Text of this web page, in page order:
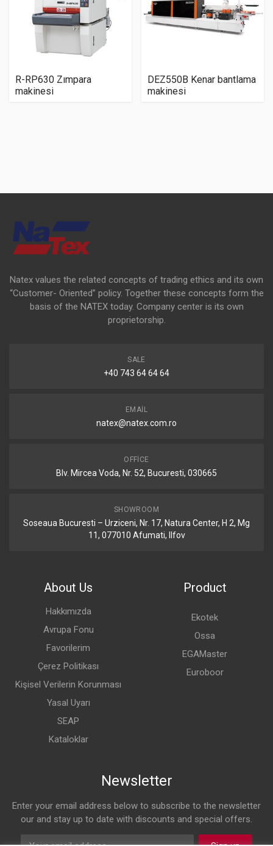
R-RP630 Zımpara
makinesi
DEZ550B Kenar bantlama
makinesi
Natex values the related concepts of trading ethics and its own
“Customer- Oriented” policy. Together these concepts form the
basis of the NATEX today. Company center is its own
proprietorship.
SALE
+40 743 64 64 64
EMAIL
natex@natex.com.ro
OFFICE
Blv. Mircea Voda, Nr. 52, Bucuresti, 030665
SHOWROOM
Soseaua Bucuresti – Urziceni, Nr. 17, Natura Center, H 2, Mg
11, 077010 Afumati, Ilfov
About Us
Hakkımızda
Avrupa Fonu
Favorilerim
Çerez Politikası
Kişisel Verilerin Korunması
Yasal Uyarı
SEAP
Kataloklar
Product
Ekotek
Ossa
EGAMaster
Euroboor
Newsletter
Enter your email address below to subscribe to the newsletter
our and stay up to date with discounts and special offers.